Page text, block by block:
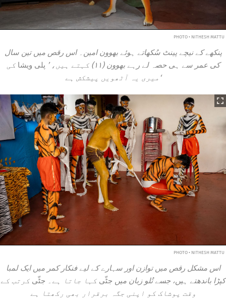
PHOTO • NITHESH MATTU
پنکھے کے نیچے پینٹ سُکھاتے ہوئے بھوون امین۔ اس رقص میں تین سال
کی عمر سے ہی حصہ لے رہے بھوون (۱۱) کہتے ہیں، ’
پلی ویشاکی
PHOTO • NITHESH MATTU
اس مشکل رقص میں توازن اور سہارے کے لیے فنکار کمر میں ایک لمبا
کپڑا باندھتے ہیں، جسے تُلو زبان میں جٹّی کہا جاتا ہے۔ جٹّی کرتب کے
وقت پوشاک کو اپنی جگہ برقرار بھی رکھتا ہے